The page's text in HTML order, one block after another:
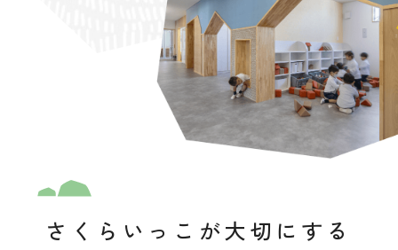
さくらいっこが大切にする